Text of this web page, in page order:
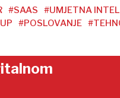
#SAAS #UMJETNA
#POSLOVANJE